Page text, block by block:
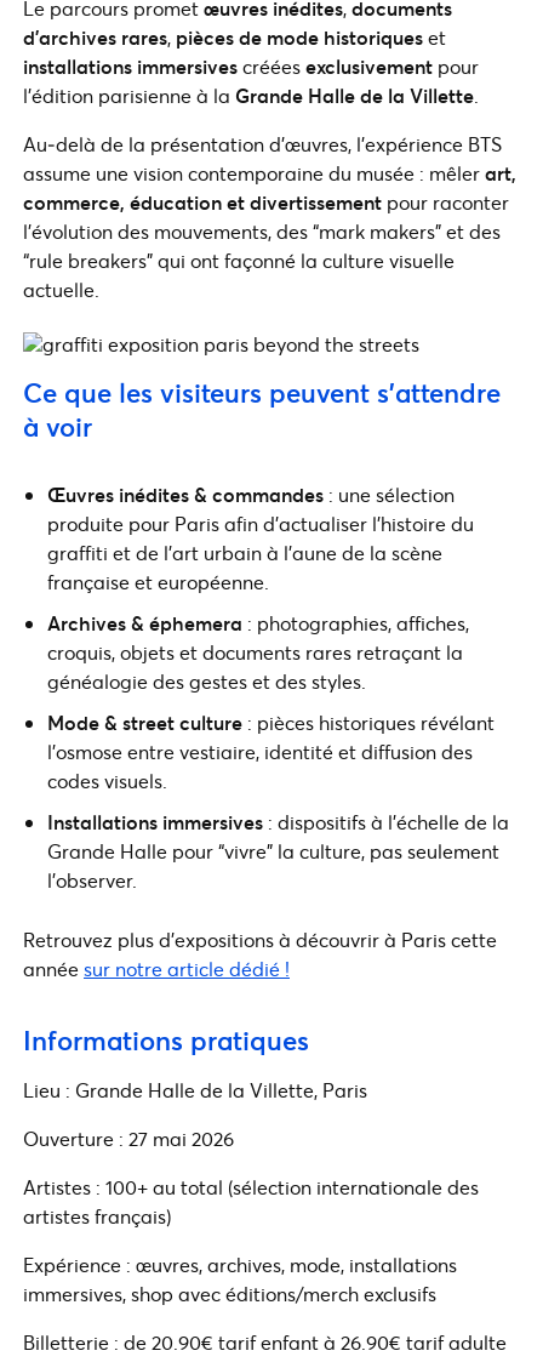
Le parcours prometœuvres inédites,documents
d’archives rares, pièces de mode historiqueset
installations immersivescrééesexclusivement pour
l’édition parisienne à la Grande Halle de la Villette
Au‑delà de la présentation d’œuvres, l’expérience BTS
assume une vision contemporaine du musée : mêlerart,
commerce, éducation et divertissement pour raconter
l’évolution des mouvements, des “mark makers” et des
“rule breakers” qui ont façonné la culture visuelle
actuelle.
Ce que les visiteurs peuvent s’attendre
à voir
Œuvres inédites & commandes : une sélection
produite pour Paris afin d’actualiser l’histoire du
graffiti et de l’art urbain à l’aune de la scène
française et européenne.
Archives & éphemera : photographies, affiches,
croquis, objets et documents rares retraçant la
généalogie des gestes et des styles.
Mode & street culture : pièces historiques révélant
l’osmose entre vestiaire, identité et diffusion des
codes visuels.
Installations immersives : dispositifs à l’échelle de la
Grande Halle pour “vivre” la culture, pas seulement
l’observer.
Retrouvez plus d’expositions à découvrir à Paris cette
annéesur notre article dédié !
Informations pratiques
Lieu : Grande Halle de la Villette, Paris
Ouverture : 27 mai 2026
Artistes : 100+ au total (sélection internationale des
artistes français)
Expérience : œuvres, archives, mode, installations
immersives, shop avec éditions/merch exclusifs
Billetterie : de 20.90€ tarif enfant à 26.90€ tarif adulte